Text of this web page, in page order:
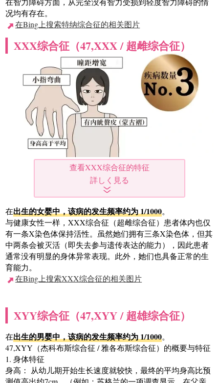
况均有存在。
在Bing上搜索特纳综合征的相关图片
XXX综合征（47,XXX / 超雌综合征）
查看XXX综合征的特征
在出生的女婴中，该病的发生频率约为 1/1000。
与健康女性一样，XXX综合征（超雌综合征）患者体内也仅
有一条X染色体保持活性。虽然她们拥有三条X染色体，但其
中两条会被灭活（即失去参与遗传表达的能力），因此患者
通常没有明显的身体异常表现。此外，她们也具备正常的生
育能力。
在Bing上搜索XXX综合征的相关图片
XYY综合征（47,XYY / 超雄综合征）
在出生的男婴中，该病的发生频率约为 1/1000。
47,XYY（杰科布斯综合征 / 雅各布斯综合征）的概要与特征
1. 身体特征
身高： 从幼儿期开始生长速度就较快，最终的平均身高比预